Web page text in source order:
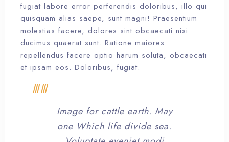
fugiat labore error perferendis doloribus, illo qui
quisquam alias saepe, sunt magni! Praesentium
molestias facere, dolores sint obcaecati nisi
ducimus quaerat sunt. Ratione maiores
repellendus facere optio harum soluta, obcaecati
et ipsam eos. Doloribus, fugiat.
Image for cattle earth. May
one Which life divide sea.